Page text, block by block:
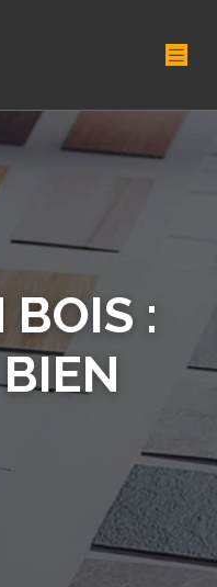
BOIS :